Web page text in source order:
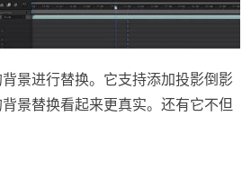
景进行替换。它支持添加投影倒影
景替换看起来更真实。还有它不但